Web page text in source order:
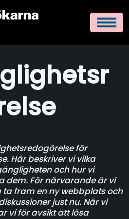
för
Här beskriver vi vilka
och hur vi
dem. För närvarande är vi
ta fram en ny webbplats och
just nu. När vi
vi för avsikt att lösa